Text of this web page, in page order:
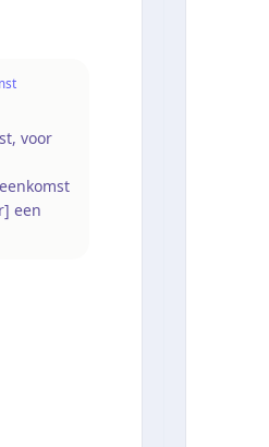
voor
een